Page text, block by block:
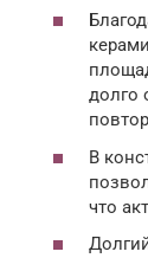
долго
В
что